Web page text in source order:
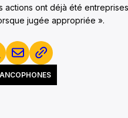
actions ont déjà été
jugée appropriée ».